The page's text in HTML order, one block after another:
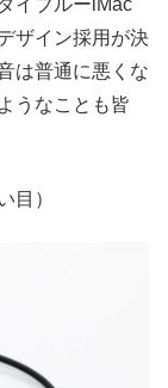
イブルーiMac
ザイン採用が決
は普通に悪くな
うなことも皆
目）